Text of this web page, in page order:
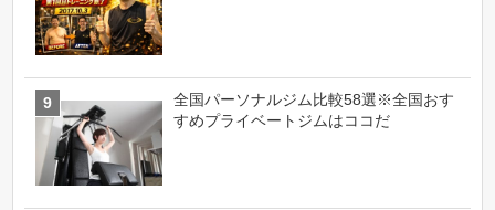
全国パーソナルジム比較58選※全国おす
すめプライベートジムはココだ